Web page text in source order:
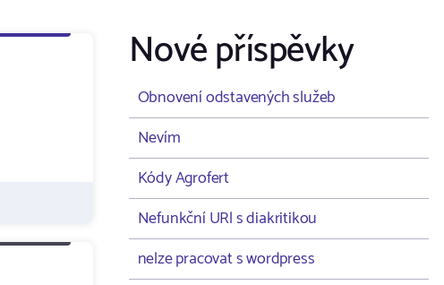
Nové příspěvky
Obnovení odstavených služeb
Nevím
Kódy Agrofert
Nefunkční URl s diakritikou
nelze pracovat s wordpress